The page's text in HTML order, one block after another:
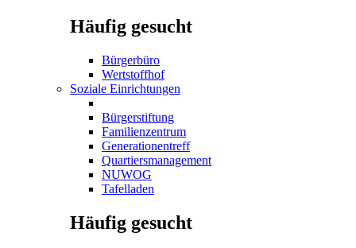
Häufig gesucht
Bürgerbüro
Wertstoffhof
Soziale Einrichtungen
Bürgerstiftung
Familienzentrum
Generationentreff
Quartiersmanagement
NUWOG
Tafelladen
Häufig gesucht